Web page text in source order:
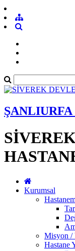
Kurumsal
Misyon /
Hastane